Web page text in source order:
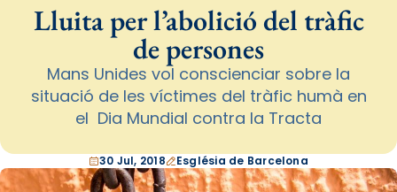
Lluita per l’abolició del tràfic
de persones
Mans Unides vol conscienciar sobre la
situació de les víctimes del tràfic humà en
el Dia Mundial contra la Tracta
30 Jul, 2018 Església de Barcelona